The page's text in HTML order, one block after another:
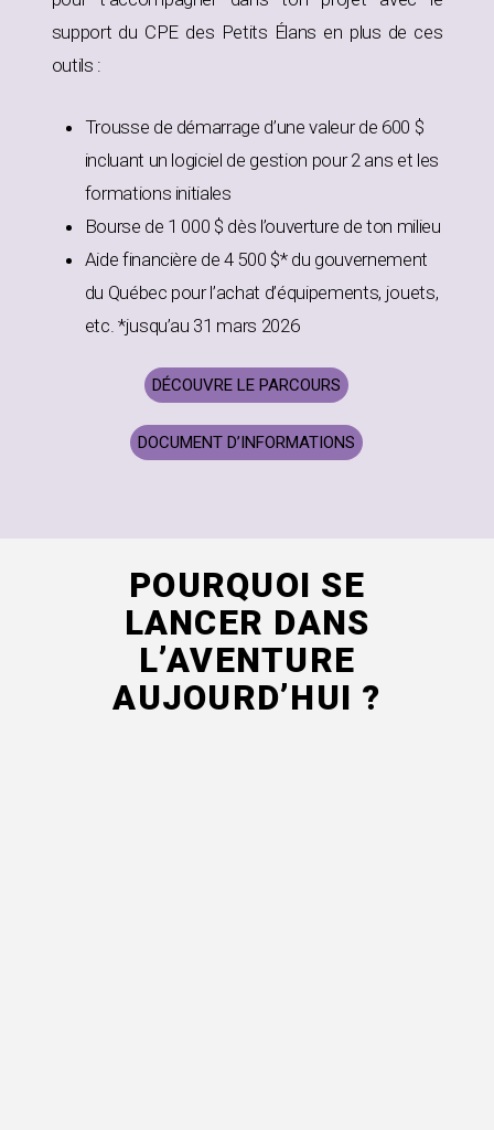
support du CPE des Petits Élans en plus de ces
outils :
Trousse de démarrage d’une valeur de 600 $
incluant un logiciel de gestion pour 2 ans et les
formations initiales
Bourse de 1 000 $ dès l’ouverture de ton milieu
Aide financière de 4 500 $* du gouvernement
du Québec pour l’achat d’équipements, jouets,
etc. *jusqu’au 31 mars 2026
DÉCOUVRE LE PARCOURS
DOCUMENT D’INFORMATIONS
POURQUOI SE
LANCER DANS
L’AVENTURE
AUJOURD’HUI ?